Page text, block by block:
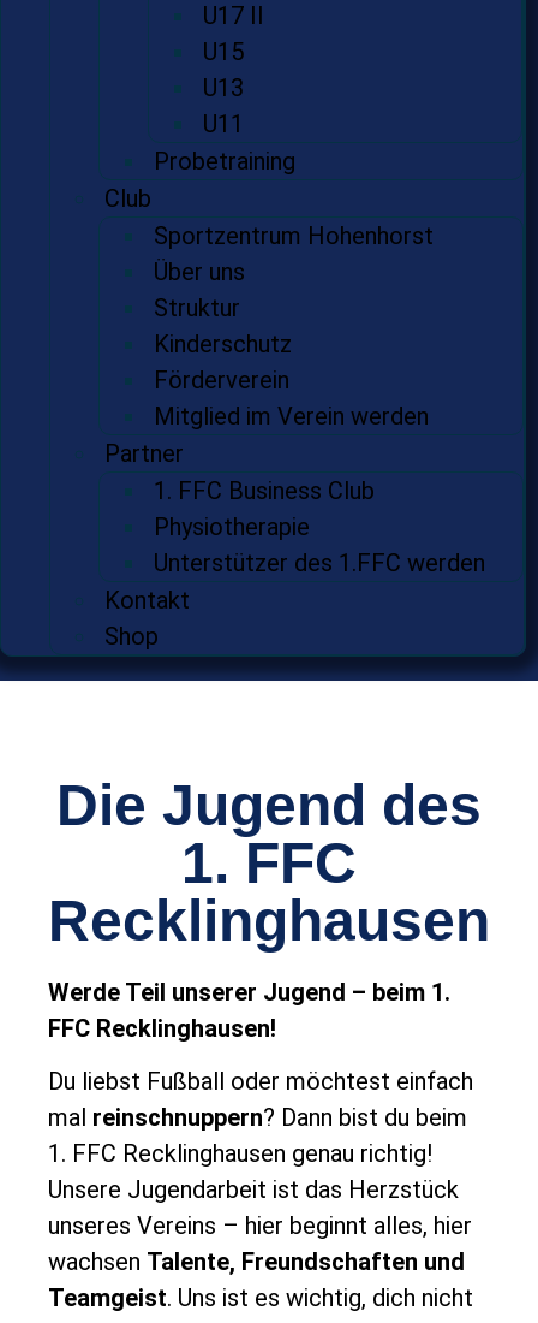
U17 II
U15
U13
U11
Probetraining
Club
Sportzentrum Hohenhorst
Über uns
Struktur
Kinderschutz
Förderverein
Mitglied im Verein werden
Partner
1. FFC Business Club
Physiotherapie
Unterstützer des 1.FFC werden
Kontakt
Shop
Die Jugend des
1. FFC
Recklinghausen
Werde Teil unserer Jugend – beim 1.
FFC Recklinghausen!
Du liebst Fußball oder möchtest einfach
mal reinschnuppern? Dann bist du beim
1. FFC Recklinghausen genau richtig!
Unsere Jugendarbeit ist das Herzstück
unseres Vereins – hier beginnt alles, hier
wachsen Talente, Freundschaften und
Teamgeist. Uns ist es wichtig, dich nicht